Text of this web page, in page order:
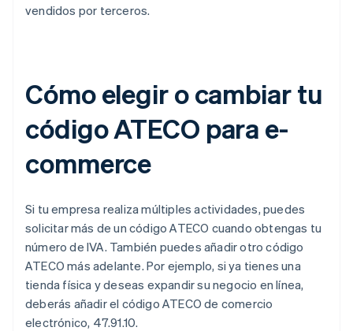
vendidos por terceros.
Cómo elegir o cambiar tu
código ATECO para e-
commerce
Si tu empresa realiza múltiples actividades, puedes
solicitar más de un código ATECO cuando obtengas tu
número de IVA. También puedes añadir otro código
ATECO más adelante. Por ejemplo, si ya tienes una
tienda física y deseas expandir su negocio en línea,
deberás añadir el código ATECO de comercio
electrónico, 47.91.10.